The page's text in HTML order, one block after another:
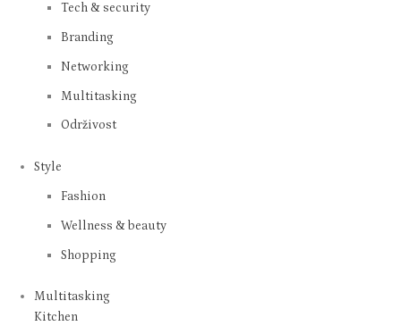
Tech & security
Branding
Networking
Multitasking
Održivost
Style
Fashion
Wellness & beauty
Shopping
Multitasking
Kitchen